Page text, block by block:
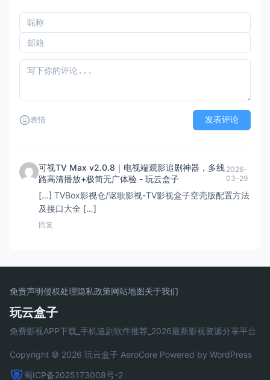
表情 发表评论
可视TV Max v2.0.8｜电视端观影追剧神器，多线
路高清播放+极简无广体验 - 玩云盒子
2026-
03-29
[…] TVBox影视仓/讴歌影视-TV影视盒子空壳版配置方法
及接口大全 […]
回复
免责声明侵权处理隐私政策网站地图关于我们
玩云盒子
免费影视APP下载_手机追剧软件推荐_2026最新影视资源分享平台
Copyright © 2026 玩云盒子 AeroCore Powered by WordPress
蜀ICP备2025173008号-2